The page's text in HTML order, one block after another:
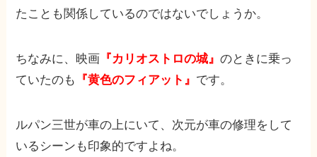
たことも関係しているのではないでしょうか。
ちなみに、映画 『カリオストロの城』のときに乗っ
ていたのも
『黄色のフィアット』 です。
ルパン三世が車の上にいて、次元が車の修理をして
いるシーンも印象的ですよね。